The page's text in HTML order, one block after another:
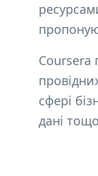
Coursera
сфері
дані